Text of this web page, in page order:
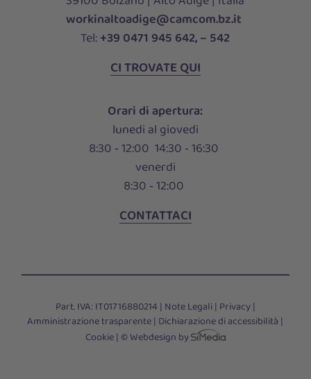
workinaltoadige@camcom.bz.it
Tel:+39 0471 945 642, – 542
CI TROVATE QUI
Orari di apertura:
lunedi al giovedi
8:30 ‑ 12:00 14:30 ‑ 16:30
venerdi
8:30 ‑ 12:00
CONTATTACI
Part. IVA: IT01716880214 | Note Legali| Privacy|
Amministrazione trasparente| Dichiarazione di accessibilità |
Cookie| © Webdesign by